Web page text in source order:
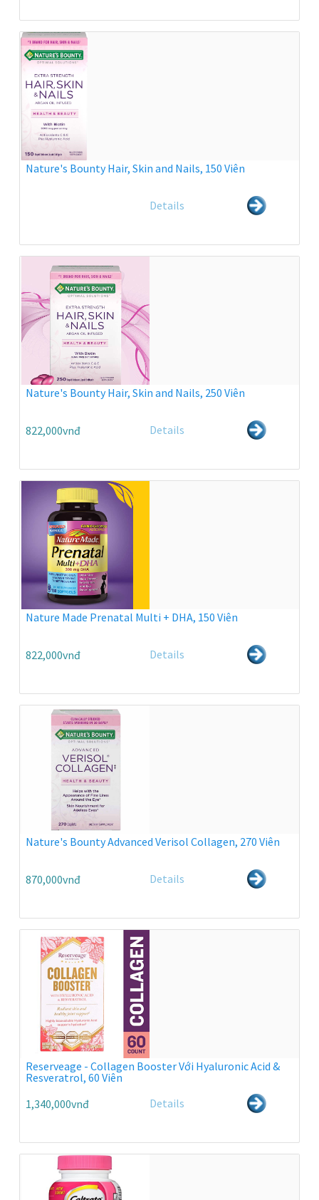
Nature's Bounty Hair, Skin and Nails, 150 Viên
Details
Nature's Bounty Hair, Skin and Nails, 250 Viên
822,000vnđ Details
Nature Made Prenatal Multi + DHA, 150 Viên
822,000vnđ Details
Nature's Bounty Advanced Verisol Collagen, 270 Viên
870,000vnđ Details
Reserveage - Collagen Booster Với Hyaluronic Acid &
Resveratrol, 60 Viên
1,340,000vnđ
Details